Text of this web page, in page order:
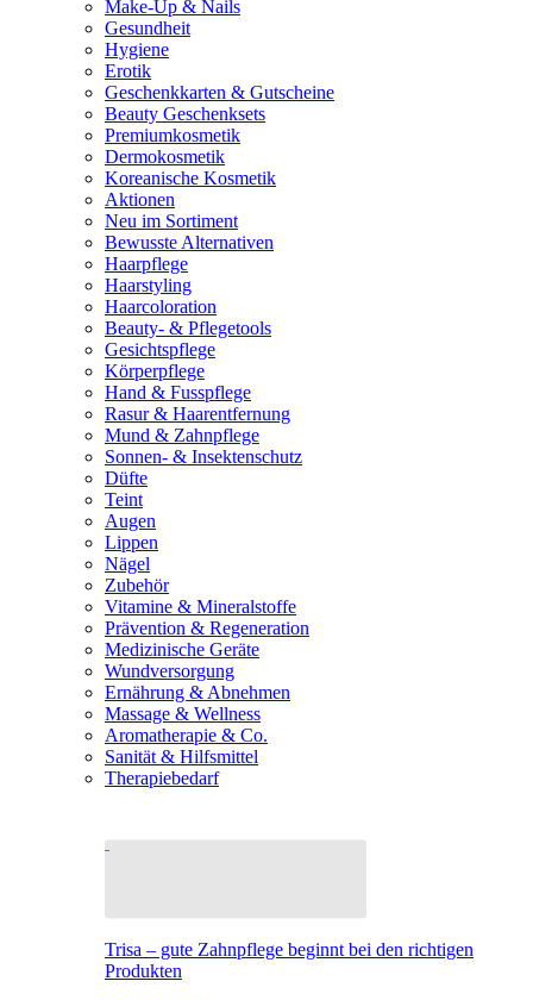
Make-Up & Nails
Gesundheit
Hygiene
Erotik
Geschenkkarten & Gutscheine
Beauty Geschenksets
Premiumkosmetik
Dermokosmetik
Koreanische Kosmetik
Aktionen
Neu im Sortiment
Bewusste Alternativen
Haarpflege
Haarstyling
Haarcoloration
Beauty- & Pflegetools
Gesichtspflege
Körperpflege
Hand & Fusspflege
Rasur & Haarentfernung
Mund & Zahnpflege
Sonnen- & Insektenschutz
Düfte
Teint
Augen
Lippen
Nägel
Zubehör
Vitamine & Mineralstoffe
Prävention & Regeneration
Medizinische Geräte
Wundversorgung
Ernährung & Abnehmen
Massage & Wellness
Aromatherapie & Co.
Sanität & Hilfsmittel
Therapiebedarf
Trisa – gute Zahnpflege beginnt bei den richtigen
Produkten